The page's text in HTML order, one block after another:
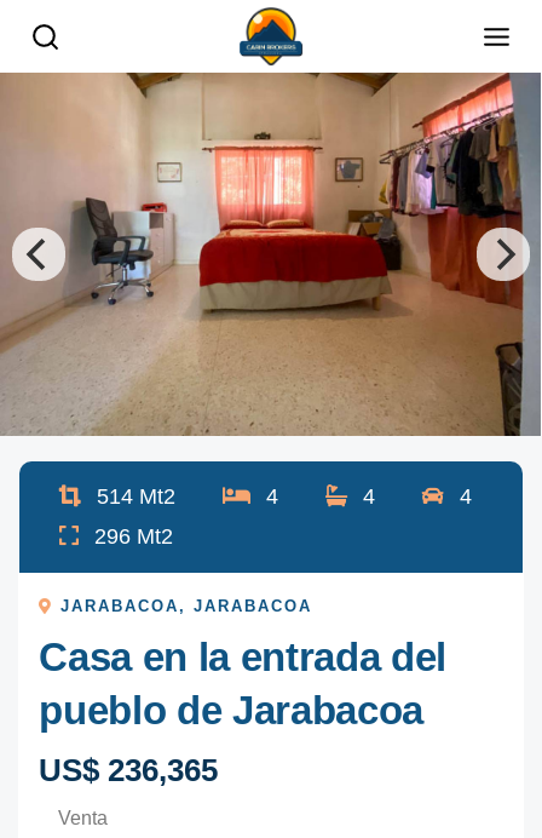
514 Mt2 4 4
4
296 Mt2
JARABACOA ,JARABACOA
Casa en la entrada del
pueblo de Jarabacoa
US$ 236,365
Venta